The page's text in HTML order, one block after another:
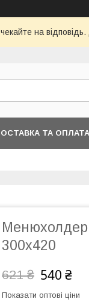
на
ТА ОПЛАТА
Менюхолдер
300х420
621 ₴ 540 ₴
Показати оптові ціни